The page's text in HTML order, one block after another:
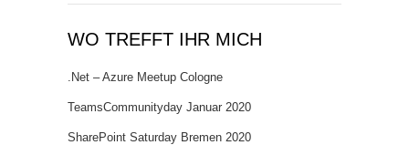
WO TREFFT IHR MICH
.Net – Azure Meetup Cologne
TeamsCommunityday Januar 2020
SharePoint Saturday Bremen 2020